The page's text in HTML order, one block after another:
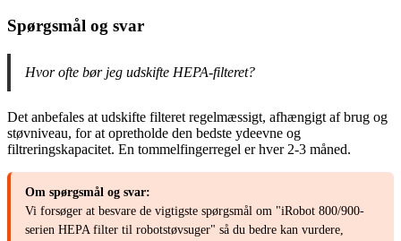
Spørgsmål og svar
Hvor ofte bør jeg udskifte HEPA-filteret?
Det anbefales at udskifte filteret regelmæssigt, afhængigt af brug og
støvniveau, for at opretholde den bedste ydeevne og
filtreringskapacitet. En tommelfingerregel er hver 2-3 måned.
Om spørgsmål og svar:
Vi forsøger at besvare de vigtigste spørgsmål om "iRobot 800/900-
serien HEPA filter til robotstøvsuger" så du bedre kan vurdere,